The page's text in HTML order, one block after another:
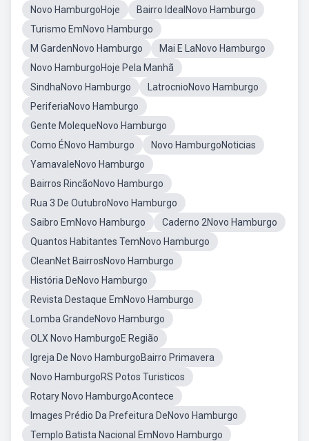
Novo HamburgoHoje
Bairro IdealNovo Hamburgo
Turismo EmNovo Hamburgo
M GardenNovo Hamburgo
Mai E LaNovo Hamburgo
Novo HamburgoHoje Pela Manhã
SindhaNovo Hamburgo
LatrocnioNovo Hamburgo
PeriferiaNovo Hamburgo
Gente MolequeNovo Hamburgo
Como ÉNovo Hamburgo
Novo HamburgoNoticias
YamavaleNovo Hamburgo
Bairros RincãoNovo Hamburgo
Rua 3 De OutubroNovo Hamburgo
Saibro EmNovo Hamburgo
Caderno 2Novo Hamburgo
Quantos Habitantes TemNovo Hamburgo
CleanNet BairrosNovo Hamburgo
História DeNovo Hamburgo
Revista Destaque EmNovo Hamburgo
Lomba GrandeNovo Hamburgo
OLX Novo HamburgoE Região
Igreja De Novo HamburgoBairro Primavera
Novo HamburgoRS Potos Turisticos
Rotary Novo HamburgoAcontece
Images Prédio Da Prefeitura DeNovo Hamburgo
Templo Batista Nacional EmNovo Hamburgo